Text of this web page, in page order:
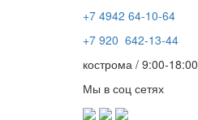
+7 4942 64-10-64
+7 920 642-13-44
кострома / 9:00-18:00
Мы в соц сетях